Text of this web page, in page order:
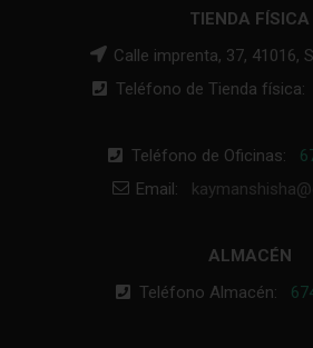
TIENDA FÍSICA
Calle imprenta, 37, 41016,
Teléfono de Tienda física:
Teléfono de Oficinas:
Email:
ALMACÉN
Teléfono Almacén: